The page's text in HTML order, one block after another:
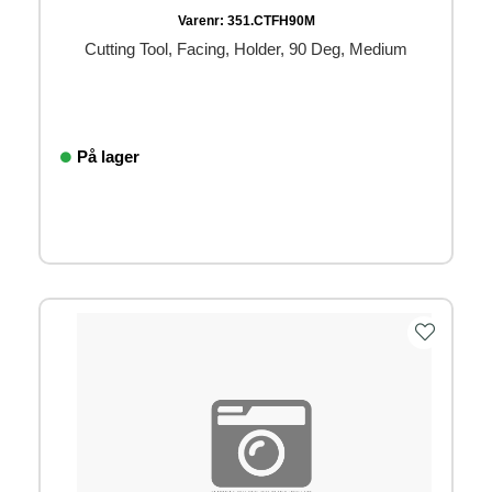
Varenr: 351.CTFH90M
Cutting Tool, Facing, Holder, 90 Deg, Medium
På lager